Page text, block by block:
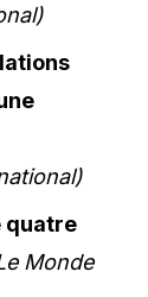
quatre
Monde